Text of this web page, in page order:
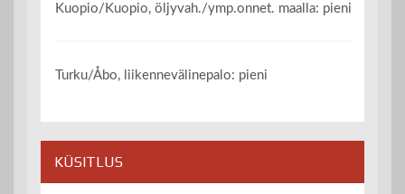
Kuopio/Kuopio, öljyvah./ymp.onnet. maalla: pieni
Turku/Åbo, liikennevälinepalo: pieni
KÜSITLUS